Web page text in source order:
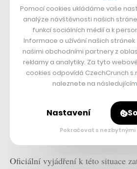
Majitel PPF zemřel bez závěti. A
výši časopis Forbesvypočetlna
zdědí manželka a čtyři děti: syn
prvního manželství, dcera Anna a
finanční skupiny, která investuje do
telekomunikací, médií,
strojírenství, je zatím nejasné.
Oficiální vyjádření k této situace
Pomocí cookies ukládáme vaše
analýze návštěvnosti našich
funkcí sociálních médií a k
Informace o užívání našich
našimi obchodními partnery z
reklamy a analytiky. Za tyto
cookies odpovídá CzechCrunch
naleznete na následujícím
Nastavení
Pokračovat s nezbytnými